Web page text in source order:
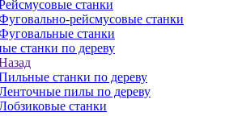
станки
рейсмусовые станки
станки
станки по дереву
станки по дереву
пилы по дереву
станки